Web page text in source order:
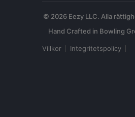
© 2026 Eezy LLC. Alla
Villkor Integritetspolicy